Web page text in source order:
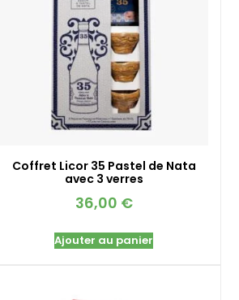
Coffret Licor 35 Pastel de Nata
avec 3 verres
36,00 €
Ajouter au panier